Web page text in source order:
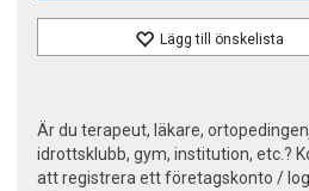
Lägg till önskelista
Är du terapeut, läkare,
idrottsklubb, gym, institution, etc.?
att registrera ett företagskonto /